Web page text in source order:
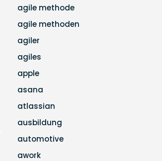
agile methode
agile methoden
agiler
agiles
apple
asana
atlassian
ausbildung
automotive
awork